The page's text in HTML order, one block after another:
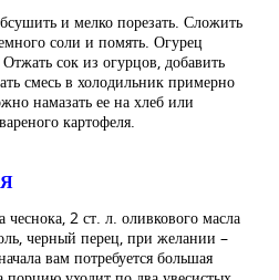
и мелко порезать. Сложить
соли и помять. Огурец
сок из огурцов, добавить
смесь в холодильник примерно
намазать ее на хлеб или
картофеля.
2 ст. л. оливкового масла
черный перец, при желании –
вам потребуется большая